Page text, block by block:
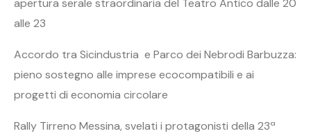
apertura serale straordinaria del Teatro Antico dalle 20
alle 23
Accordo tra Sicindustria e Parco dei Nebrodi Barbuzza:
pieno sostegno alle imprese ecocompatibili e ai
progetti di economia circolare
Rally Tirreno Messina, svelati i protagonisti della 23ª